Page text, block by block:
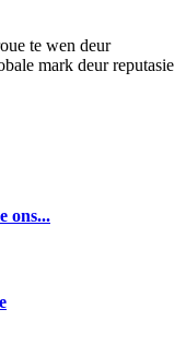
te wen deur
mark deur reputasie
ons...